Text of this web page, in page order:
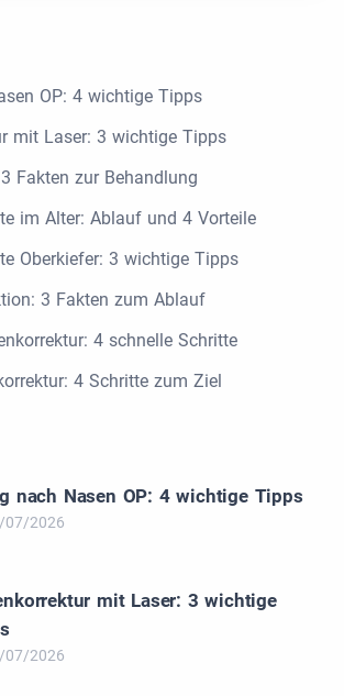
OP: 4 wichtige Tipps
mit Laser: 3 wichtige Tipps
Fakten zur Behandlung
im Alter: Ablauf und 4 Vorteile
Oberkiefer: 3 wichtige Tipps
3 Fakten zum Ablauf
4 schnelle Schritte
4 Schritte zum Ziel
nach Nasen OP: 4 wichtige Tipps
07/2026
mit Laser: 3 wichtige
07/2026